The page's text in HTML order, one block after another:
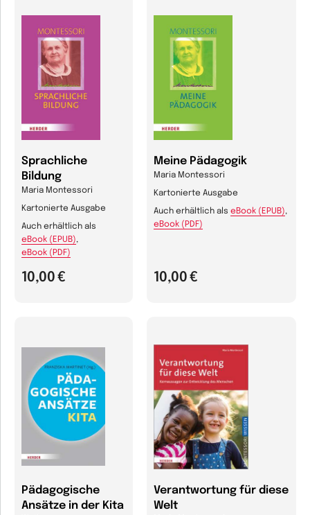
Sprachliche
Bildung
Maria Montessori
Kartonierte Ausgabe
10,00 €
Auch erhältlich als
eBook (EPUB),
eBook (PDF)
Meine Pädagogik
Maria Montessori
Kartonierte Ausgabe
10,00 €
Auch erhältlich als eBook (EPUB),
eBook (PDF)
Pädagogische
Ansätze in der Kita
Verantwortung für diese
Welt